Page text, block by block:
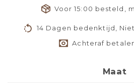
Voor 15:00 besteld,
14 Dagen bedenktijd,
Achteraf
Maat